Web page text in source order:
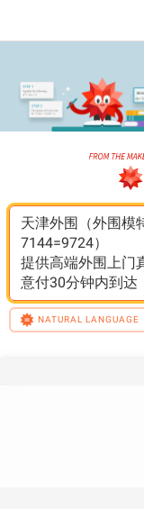
天津外围（外围模
7144=9724）
提供高端外围上门
意付30分钟内到达
NATURAL LANGUAGE